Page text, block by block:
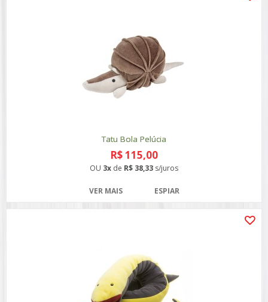
Tatu Bola Pelúcia
R$ 115,00
OU 3x de R$ 38,33 s/juros
VER MAIS ESPIAR